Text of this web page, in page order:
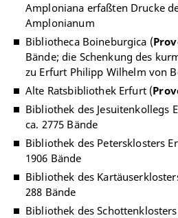
Amploniana erfaßten Drucke
Amplonianum
Bibliotheca Boineburgica (
Bände; die Schenkung des
zu Erfurt Philipp Wilhelm von
Alte Ratsbibliothek Erfurt (
Bibliothek des Jesuitenkollegs
ca. 2775 Bände
Bibliothek des Petersklosters
1906 Bände
Bibliothek des
288 Bände
Bibliothek des